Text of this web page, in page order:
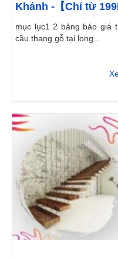
Khánh -【Chỉ từ
mục lục1 2 bảng báo giá
cầu thang gỗ tại long...